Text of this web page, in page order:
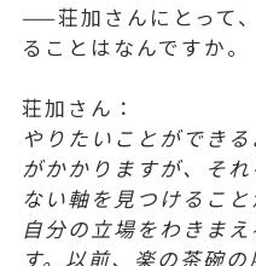
——荘加さんにとって
ることはなんですか。
荘加さん：
やりたいことができ
がかかりますが、そ
ない軸を見つけること
自分の立場をわきま
す。以前、楽の茶碗